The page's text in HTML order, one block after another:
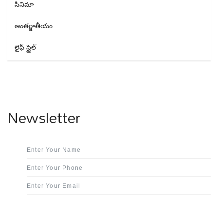
సినిమా
అంతర్జాతీయం
లైఫ్ స్టైల్
Newsletter